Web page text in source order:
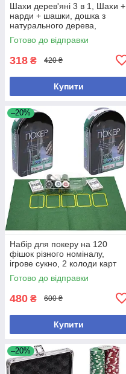
Шахи дерев'яні 3 в 1, Шахи +
нарди + шашки, дошка з
натурального дерева,
фігурки пластик 30см
Готово до відправки
318 ₴ 420 ₴
Купити
–20%
Набір для покеру на 120
фішок різного номіналу,
ігрове сукно, 2 колоди карт
Готово до відправки
480 ₴ 600 ₴
Купити
–20%